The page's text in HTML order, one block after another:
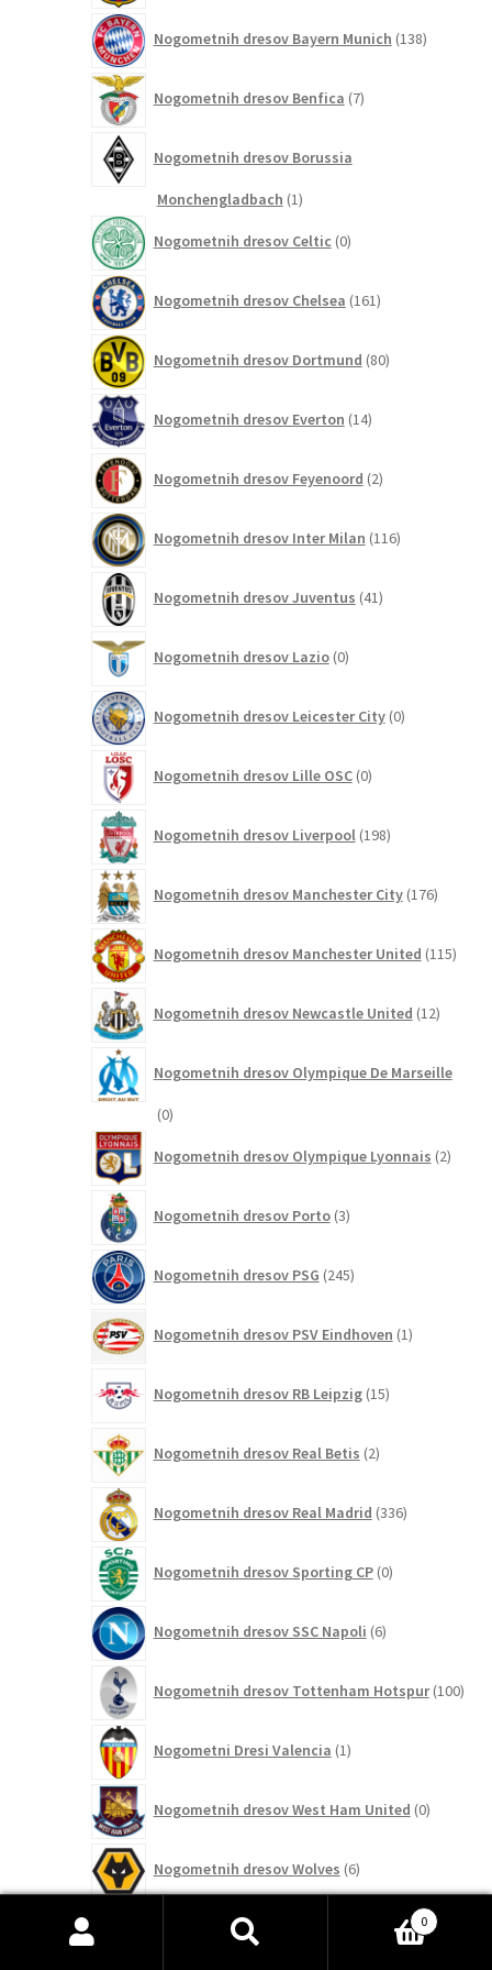
Nogometnih dresov Bayern Munich 138izdelkov
Nogometnih dresov Benfica 7izdelkov
Nogometnih dresov Borussia
Monchengladbach 11
Nogometnih dresov Celtic 0izdelkov
Nogometnih dresov Chelsea 161izdelkov
Nogometnih dresov Dortmund 80izdelkov
Nogometnih dresov Everton 14izdelkov
Nogometnih dresov Feyenoord 2izdelka
Nogometnih dresov Inter Milan 116izdelkov
Nogometnih dresov Juventus 41izdelkov
Nogometnih dresov Lazio 0izdelkov
Nogometnih dresov Leicester City 0izdelkov
Nogometnih dresov Lille OSC 0izdelkov
Nogometnih dresov Liverpool 198izdelkov
Nogometnih dresov Manchester City 176izdelkov
Nogometnih dresov Manchester United 115
Nogometnih dresov Newcastle United 12izdelkov
Nogometnih dresov Olympique De Marseille
00
Nogometnih dresov Olympique Lyonnais 2izdelka
Nogometnih dresov Porto 3izdelki
Nogometnih dresov PSG 245izdelkov
Nogometnih dresov PSV Eindhoven 1izdelek
Nogometnih dresov RB Leipzig 15izdelkov
Nogometnih dresov Real Betis 2izdelka
Nogometnih dresov Real Madrid 336izdelkov
Nogometnih dresov Sporting CP 0izdelkov
Nogometnih dresov SSC Napoli 6izdelkov
Nogometnih dresov Tottenham Hotspur 100
Nogometni Dresi Valencia 1izdelek
Nogometnih dresov West Ham United 0izdelkov
Nogometnih dresov Wolves 6izdelkov
Reprezentance
1239
izdelkov
0